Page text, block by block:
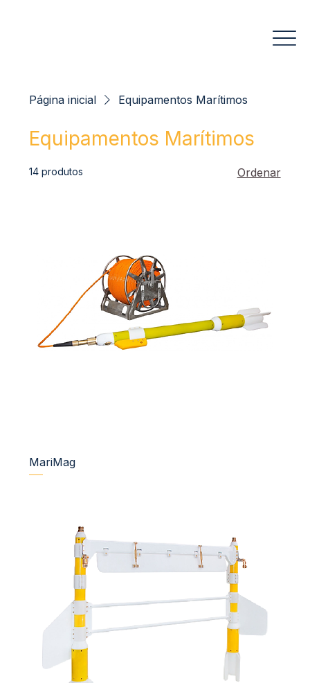
Página inicial Equipamentos Marítimos
Equipamentos Marítimos
14 produtos Ordenar
MariMag